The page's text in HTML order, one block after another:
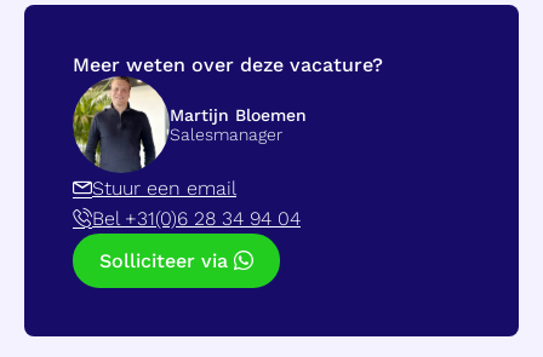
Meer weten over deze vacature?
Martijn Bloemen
Salesmanager
Stuur een email
Bel +31(0)6 28 34 94 04
Solliciteer via